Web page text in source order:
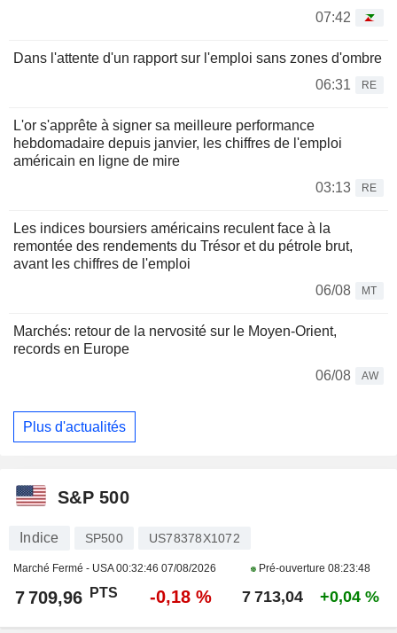
07:42
Dans l'attente d'un rapport sur l'emploi sans zones d'ombre
06:31
RE
L'or s'apprête à signer sa meilleure performance
hebdomadaire depuis janvier, les chiffres de l'emploi
américain en ligne de mire
03:13
RE
Les indices boursiers américains reculent face à la
remontée des rendements du Trésor et du pétrole brut,
avant les chiffres de l'emploi
06/08
MT
Marchés: retour de la nervosité sur le Moyen-Orient,
records en Europe
06/08
AW
Plus d'actualités
S&P 500
Indice SP500 US78378X1072
Marché Fermé - USA00:32:46 07/08/2026 Pré-ouverture 08:23:48
7 709,96 PTS -0,18 % 7 713,04 +0,04 %